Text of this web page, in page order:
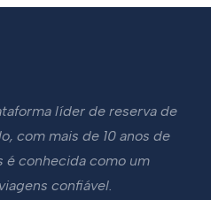
líder de reserva de
com mais de 10 anos de
é conhecida como um
confiável.